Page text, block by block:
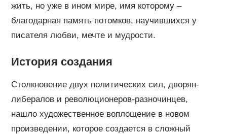
жить, но уже в ином мире, имя которому –
благодарная память потомков, научившихся у
писателя любви, мечте и мудрости.
История создания
Столкновение двух политических сил, дворян-
либералов и революционеров-разночинцев,
нашло художественное воплощение в новом
произведении, которое создается в сложный